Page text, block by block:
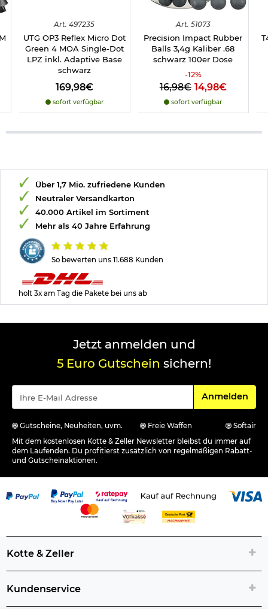
Art. 497235
UTG OP3 Reflex Micro Dot
Green 4 MOA Single-Dot
LPZ inkl. Adaptive Base
schwarz
169,98€
sofort verfügbar
Art. 51073
Precision Impact Rubber
Balls 3,4g Kaliber .68
schwarz 100er Dose
-12%
16,98€ 14,98€
sofort verfügbar
So bewerten uns 11.688 Kunden
Über 1,7 Mio. zufriedene Kunden
Neutraler Versandkarton
40.000 Artikel im Sortiment
Mehr als 40 Jahre Erfahrung
holt 3x am Tag die Pakete bei uns ab
Jetzt anmelden und
5 Euro Gutschein sichern!
Für den
Anmelden
Gutscheine, Neuheiten, uvm. Freie Waffen
Softair
Mit dem kostenlosen Kotte & Zeller Newsletter bleibst du immer auf
dem Laufenden. Du profitierst zusätzlich von regelmäßigen Rabatt-
und Gutscheinaktionen.
Kotte & Zeller
Kundenservice